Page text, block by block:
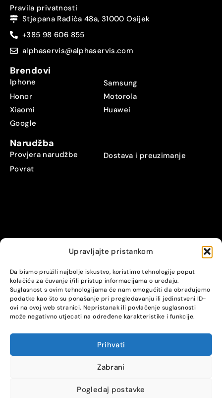
Upravljajte pristankom
Da bismo pružili najbolje iskustvo, koristimo tehnologije poput
kolačića za čuvanje i/ili pristup informacijama o uređaju.
Suglasnost s ovim tehnologijama će nam omogućiti da obrađujemo
podatke kao što su ponašanje pri pregledavanju ili jedinstveni ID-
ovi na ovoj web stranici. Nepristanak ili povlačenje suglasnosti
može negativno utjecati na određene karakteristike i funkcije.
Prihvati
Zabrani
Pogledaj postavke
Pravila privatnosti
Stjepana Radića 48a, 31000 Osijek
+385 98 606 855
alphaservis@alphaservis.com
Brendovi
Iphone
Samsung
Honor
Motorola
Xiaomi
Huawei
Google
Narudžba
Provjera narudžbe
Dostava i preuzimanje
Povrat
© Alpha servis. All Rights Reserved.
COMPARE (0)